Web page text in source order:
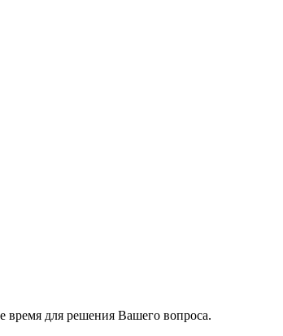
для решения Вашего вопроса.